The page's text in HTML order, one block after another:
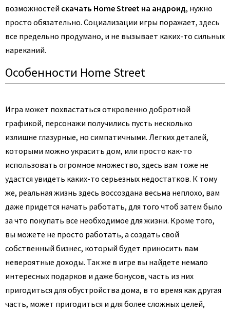
возможностей скачать Home Street на андроид, нужно
просто обязательно. Социализации игры поражает, здесь
все предельно продумано, и не вызывает каких-то сильных
нареканий.
Особенности Home Street
Игра может похвастаться откровенно добротной
графикой, персонажи получились пусть несколько
излишне глазурные, но симпатичными. Легких деталей,
которыми можно украсить дом, или просто как-то
использовать огромное множество, здесь вам тоже не
удастся увидеть каких-то серьезных недостатков. К тому
же, реальная жизнь здесь воссоздана весьма неплохо, вам
даже придется начать работать, для того чтоб затем было
за что покупать все необходимое для жизни. Кроме того,
вы можете не просто работать, а создать свой
собственный бизнес, который будет приносить вам
невероятные доходы. Так же в игре вы найдете немало
интересных подарков и даже бонусов, часть из них
пригодиться для обустройства дома, в то время как другая
часть, может пригодиться и для более сложных целей,